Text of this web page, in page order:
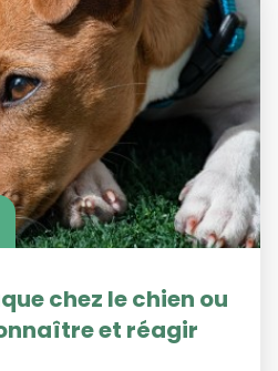
chez le chien ou
et réagir